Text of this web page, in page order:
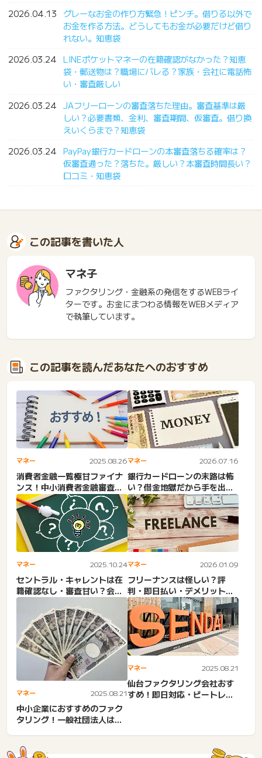
2026.04.13
グレーなお金の作り方緊急！ピンチ。借りる以外で
お金を作る方法。どうしてもお金が必要だけど借り
れない。知恵袋
2026.03.24 LINEポケットマネーの在籍確認がなかった？知恵
袋・郵送物は？職場にバレる？家族・会社に電話怖
い・審査厳しい
2026.03.24 JAフリーローンの審査落ちた理由。審査基準は厳
しい？必要書類、金利、審査期間、仮審査。借り換
えいくらまで？知恵袋
2026.03.24 PayPay銀行カードローンの本審査落ちる確率は？
仮審査通った？落ちた。厳しい？本審査時間長い？
口コミ・知恵袋
この記事を書いた人
マネ子
ファクタリング・金融系の発信をするWEBライ
ターです。お金にまつわる情報をWEBメディア
で執筆しています。
この記事を読んだあなたへのおすすめ
マネー 2025.08.26
消費者金融一覧極甘ファイナ
ンス！中小消費者金融審査甘
いランキングの知恵袋。審
査...
マネー 2026.07.16
銀行カードローンの末路は怖
い？借金地獄だから手を出す
な？消費者金融の注意点。
男...
マネー 2025.10.24
セントラル・キャレントは在
籍確認なし・審査甘い？会社
に電話・中小・Web完結・...
マネー 2026.01.09
フリーナンスは怪しい？評
判・即日払い・デメリット。
口コミ＆口座・バーチャルオ
フ...
マネー 2025.08.21
中小企業におすすめのファク
タリング！一般社団法人は中
マネー 2025.08.21
仙台ファクタリング会社おす
すめ！即日対応・ビートレー